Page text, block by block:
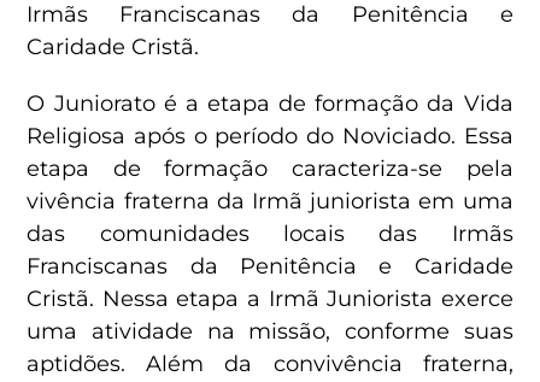
Irmãs Franciscanas da Penitência e
Caridade Cristã.
O Juniorato é a etapa de formação da Vida
Religiosa após o período do Noviciado. Essa
etapa de formação caracteriza-se pela
vivência fraterna da Irmã juniorista em uma
das comunidades locais das Irmãs
Franciscanas da Penitência e Caridade
Cristã. Nessa etapa a Irmã Juniorista exerce
uma atividade na missão, conforme suas
aptidões. Além da convivência fraterna,